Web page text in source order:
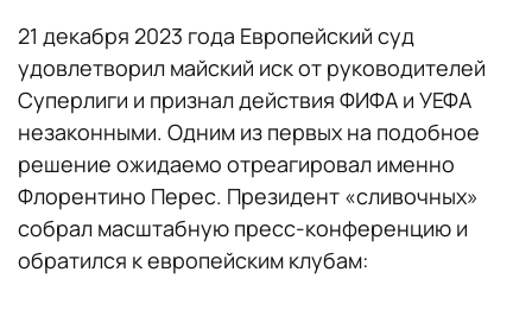
21 декабря 2023 года Европейский суд
удовлетворил майский иск от руководителей
Суперлиги и признал действия ФИФА и УЕФА
незаконными. Одним из первых на подобное
решение ожидаемо отреагировал именно
Флорентино Перес. Президент «сливочных»
собрал масштабную пресс-конференцию и
обратился к европейским клубам: